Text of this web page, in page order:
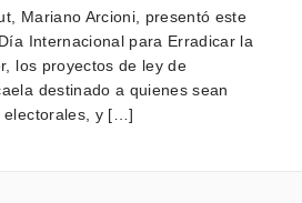
Mariano Arcioni, presentó este
Internacional para Erradicar la
los proyectos de ley de
destinado a quienes sean
electorales, y […]